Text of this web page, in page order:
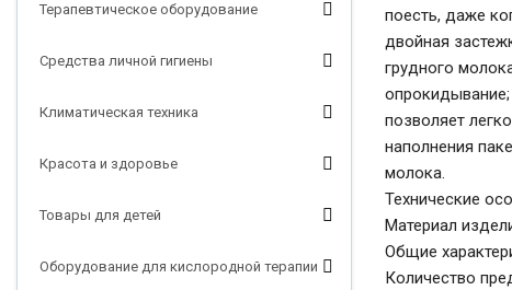
Терапевтическое оборудование
Средства личной гигиены
Климатическая техника
Красота и здоровье
Товары для детей
Оборудование для кислородной терапии
поесть, даже
двойная
грудного
позволяет
наполнения
молока.
Технические
Материал
Общие
Количество